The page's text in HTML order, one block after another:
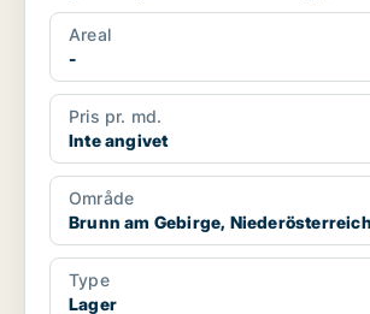
Areal
-
Pris pr. md.
Inte angivet
Område
Brunn am Gebirge, Niederösterreich
Type
Lager